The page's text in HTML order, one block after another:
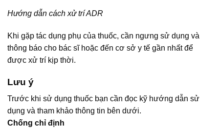
Hướng dẫn cách xử trí ADR
Khi gặp tác dụng phụ của thuốc, cần ngưng sử dụng và
thông báo cho bác sĩ hoặc đến cơ sở y tế gần nhất để
được xử trí kịp thời.
Lưu ý
Trước khi sử dụng thuốc bạn cần đọc kỹ hướng dẫn sử
dụng và tham khảo thông tin bên dưới.
Chống chỉ định